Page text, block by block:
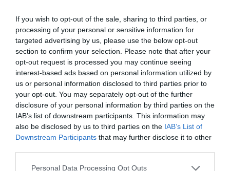
If you wish to opt-out of the sale, sharing to third parties, or
processing of your personal or sensitive information for
targeted advertising by us, please use the below opt-out
section to confirm your selection. Please note that after your
opt-out request is processed you may continue seeing
interest-based ads based on personal information utilized by
us or personal information disclosed to third parties prior to
your opt-out. You may separately opt-out of the further
disclosure of your personal information by third parties on the
IAB’s list of downstream participants. This information may
also be disclosed by us to third parties on the IAB’s List of
Downstream Participants that may further disclose it to other
Personal Data Processing Opt Outs